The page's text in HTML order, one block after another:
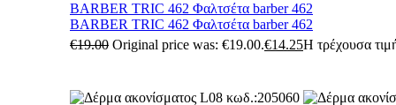
BARBER TRIC 462 Φαλτσέτα barber 462
BARBER TRIC 462 Φαλτσέτα barber 462
€19.00 Original price was: €19.00.€14.25Η τρέχουσα